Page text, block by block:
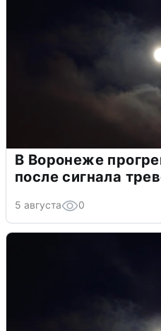
В Воронеже
после сигнала
5 августа 0